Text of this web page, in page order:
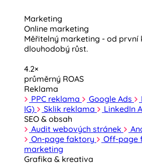
Marketing
Online marketing
Měřitelný marketing - od první
dlouhodobý růst.
4.2×
průměrný ROAS
Reklama
PPC reklama
Google Ads
IG)
Sklik reklama
LinkedIn
SEO & obsah
Audit webových stránek
On-page faktory
Off-page
marketing
Grafika & kreativa